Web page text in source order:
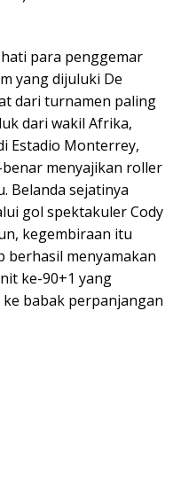
para penggemar
yang dijuluki De
dari turnamen paling
dari wakil Afrika,
Estadio Monterrey,
menyajikan roller
Belanda sejatinya
gol spektakuler Cody
kegembiraan itu
berhasil menyamakan
ke-90+1 yang
babak perpanjangan